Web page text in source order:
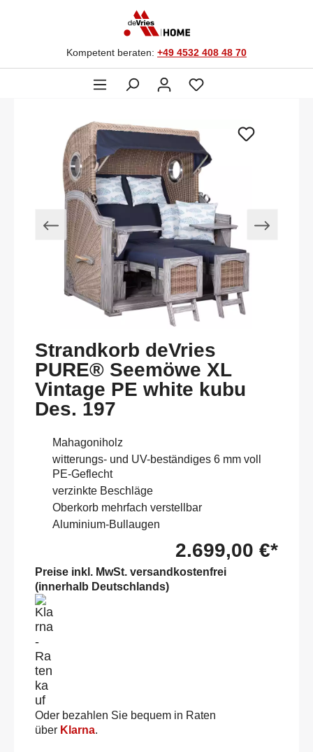
Kompetent beraten: +49 4532 408 48 70
Strandkorb deVries
PURE® Seemöwe XL
Vintage PE white kubu
Des. 197
Mahagoniholz
witterungs- und UV-beständiges 6 mm voll
PE-Geflecht
verzinkte Beschläge
Oberkorb mehrfach verstellbar
Aluminium-Bullaugen
2.699,00 €*
Preise inkl. MwSt. versandkostenfrei
(innerhalb Deutschlands)
Oder bezahlen Sie bequem in Raten
über Klarna.